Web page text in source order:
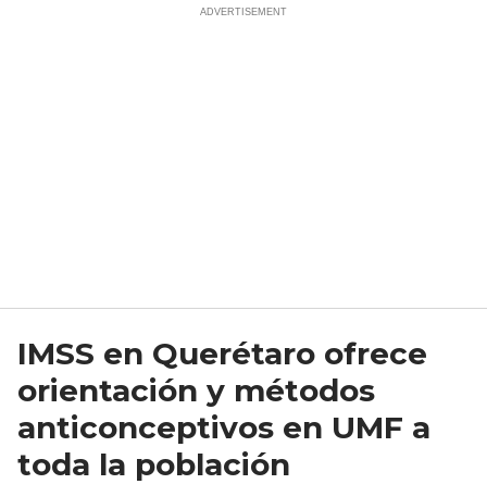
IMSS en Querétaro ofrece
orientación y métodos
anticonceptivos en UMF a
toda la población